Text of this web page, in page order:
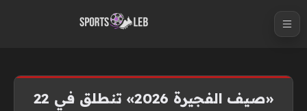
«صيف الفجيرة 2026» تنطلق في 22